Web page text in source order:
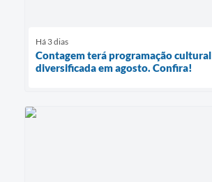
Há 3 dias
Contagem terá programação cultural
diversificada em agosto. Confira!